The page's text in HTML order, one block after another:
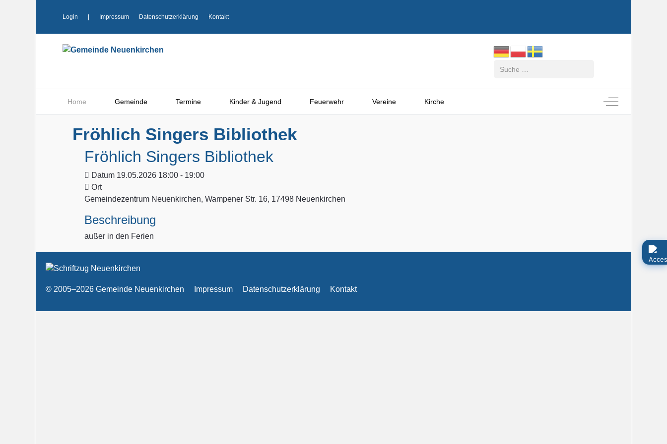
Login Impressum Datenschutzerklärung Kontakt
Home Gemeinde Termine Kinder & Jugend Feuerwehr Vereine Kirche Off-Canvas
Fröhlich Singers Bibliothek
Fröhlich Singers Bibliothek
Datum 19.05.2026 18:00 - 19:00
Ort
Gemeindezentrum Neuenkirchen, Wampener Str. 16, 17498 Neuenkirchen
Beschreibung
außer in den Ferien
© 2005–2026 Gemeinde Neuenkirchen Impressum Datenschutzerklärung Kontakt